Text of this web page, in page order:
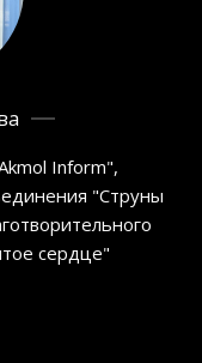
Inform",
"Струны
сердце"